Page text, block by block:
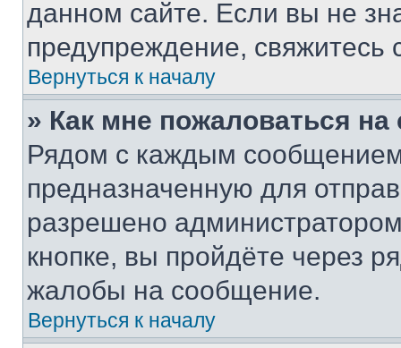
данном сайте. Если вы не
предупреждение,
Вернуться к началу
» Как мне пожаловаться
Рядом с каждым сообщением
предназначенную для
разрешено
кнопке, вы пройдёте через
жалобы на сообщение.
Вернуться к началу